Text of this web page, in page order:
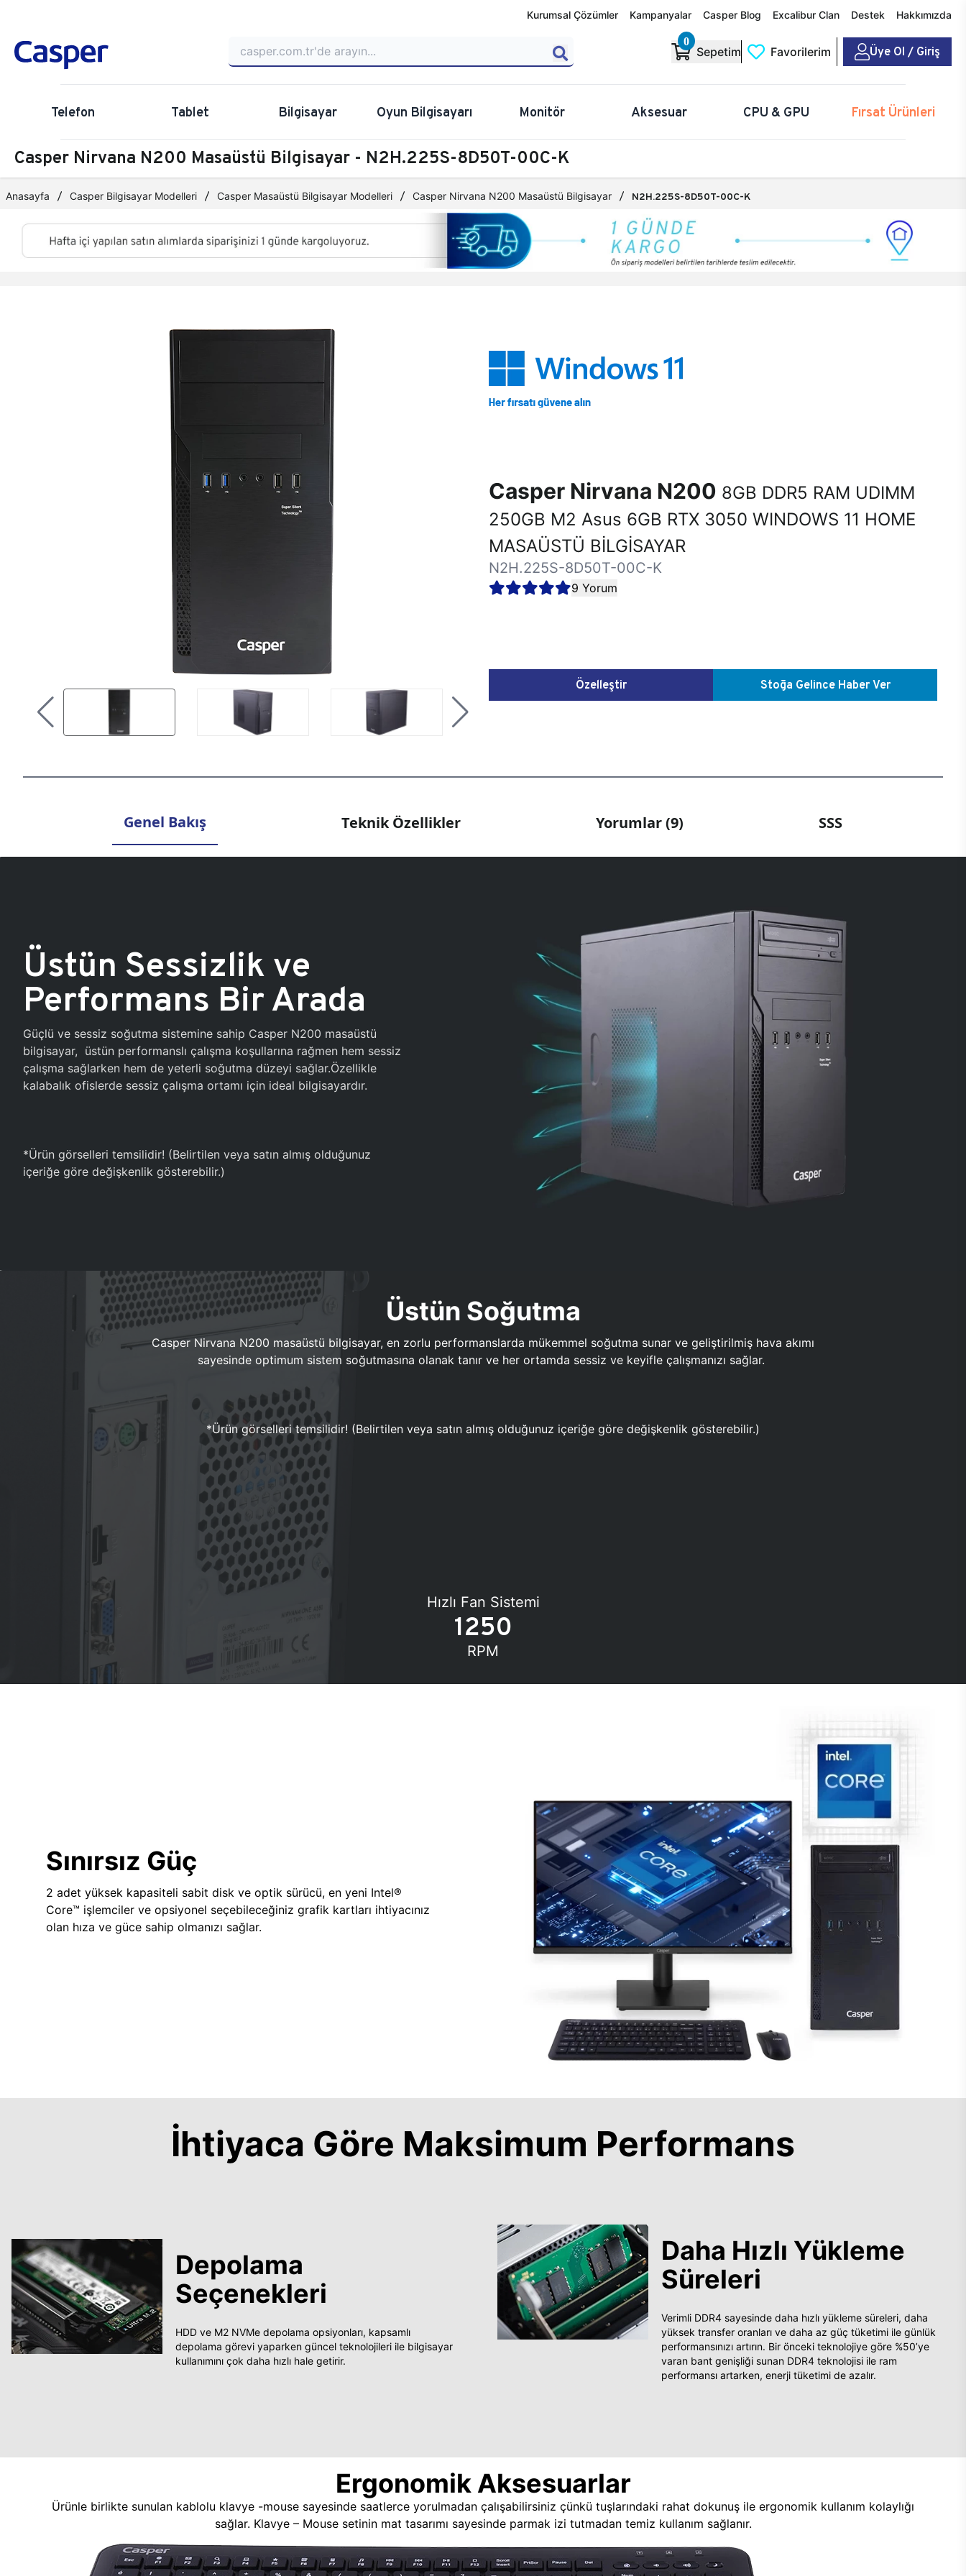
Kurumsal Çözümler Kampanyalar Casper Blog Excalibur Clan Destek Hakkımızda
0
Sepetim Favorilerim Üye Ol / Giriş
Telefon Tablet Bilgisayar Oyun Bilgisayarı Monitör Aksesuar CPU & GPU Fırsat Ürünleri
Casper Nirvana N200 Masaüstü Bilgisayar - N2H.225S-8D50T-00C-K
Anasayfa Casper Bilgisayar Modelleri Casper Masaüstü Bilgisayar Modelleri Casper Nirvana N200 Masaüstü Bilgisayar N2H.225S-8D50T-00C-K
Casper Nirvana N200 8GB DDR5 RAM UDIMM
250GB M2 Asus 6GB RTX 3050 WINDOWS 11 HOME
MASAÜSTÜ BİLGİSAYAR
N2H.225S-8D50T-00C-K
9 Yorum
Özelleştir Stoğa Gelince Haber Ver
Genel Bakış Teknik Özellikler Yorumlar (9) SSS
Üstün Sessizlik ve
Performans Bir Arada
Güçlü ve sessiz soğutma sistemine sahip Casper N200 masaüstü
bilgisayar, üstün performanslı çalışma koşullarına rağmen hem sessiz
çalışma sağlarken hem de yeterli soğutma düzeyi sağlar.Özellikle
kalabalık ofislerde sessiz çalışma ortamı için ideal bilgisayardır.
*Ürün görselleri temsilidir! (Belirtilen veya satın almış olduğunuz
içeriğe göre değişkenlik gösterebilir.)
Üstün Soğutma
Casper Nirvana N200 masaüstü bilgisayar, en zorlu performanslarda mükemmel soğutma sunar ve geliştirilmiş hava akımı
sayesinde optimum sistem soğutmasına olanak tanır ve her ortamda sessiz ve keyifle çalışmanızı sağlar.
*Ürün görselleri temsilidir! (Belirtilen veya satın almış olduğunuz içeriğe göre değişkenlik gösterebilir.)
Hızlı Fan Sistemi
1250
RPM
Sınırsız Güç
2 adet yüksek kapasiteli sabit disk ve optik sürücü, en yeni Intel®
Core™ işlemciler ve opsiyonel seçebileceğiniz grafik kartları ihtiyacınız
olan hıza ve güce sahip olmanızı sağlar.
İhtiyaca Göre Maksimum Performans
Depolama
Seçenekleri
HDD ve M2 NVMe depolama opsiyonları, kapsamlı
depolama görevi yaparken güncel teknolojileri ile bilgisayar
kullanımını çok daha hızlı hale getirir.
Daha Hızlı Yükleme
Süreleri
Verimli DDR4 sayesinde daha hızlı yükleme süreleri, daha
yüksek transfer oranları ve daha az güç tüketimi ile günlük
performansınızı artırın. Bir önceki teknolojiye göre %50’ye
varan bant genişliği sunan DDR4 teknolojisi ile ram
performansı artarken, enerji tüketimi de azalır.
Ergonomik Aksesuarlar
Ürünle birlikte sunulan kablolu klavye -mouse sayesinde saatlerce yorulmadan çalışabilirsiniz çünkü tuşlarındaki rahat dokunuş ile ergonomik kullanım kolaylığı
sağlar. Klavye – Mouse setinin mat tasarımı sayesinde parmak izi tutmadan temiz kullanım sağlanır.